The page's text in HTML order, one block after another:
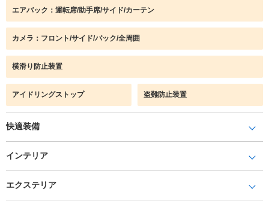
エアバック：運転席/助手席/サイド/カーテン
カメラ：フロント/サイド/バック/全周囲
横滑り防止装置
アイドリングストップ 盗難防止装置
快適装備
インテリア
エクステリア